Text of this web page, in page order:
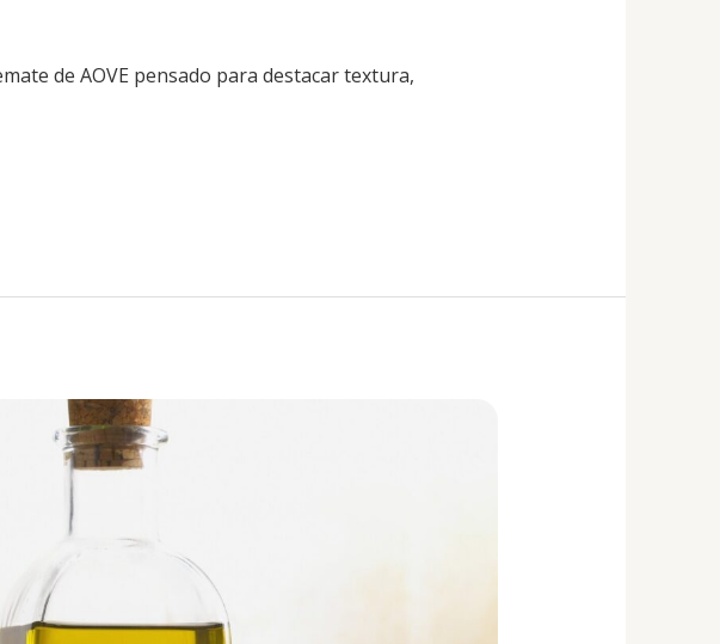
de AOVE pensado para destacar textura,